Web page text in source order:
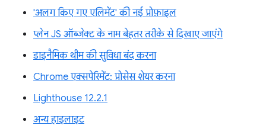
'अलग किए गए एलिमेंट' की नई प्रोफ़ाइल
प्लेन JS ऑब्जेक्ट के नाम बेहतर तरीके से दिखाए जाएंगे
डाइनैमिक थीम की सुविधा बंद करना
Chrome एक्सपेरिमेंट: प्रोसेस शेयर करना
Lighthouse 12.2.1
अन्य हाइलाइट